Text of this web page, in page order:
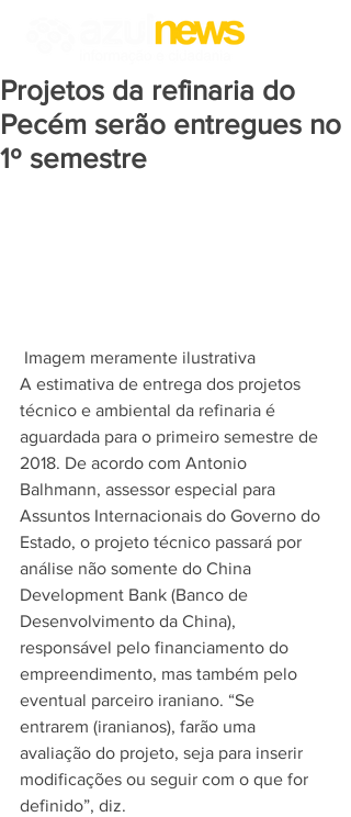
Projetos da refinaria do
Pecém serão entregues no
1º semestre
Imagem meramente ilustrativa
A estimativa de entrega dos projetos
técnico e ambiental da refinaria é
aguardada para o primeiro semestre de
2018. De acordo com Antonio
Balhmann, assessor especial para
Assuntos Internacionais do Governo do
Estado, o projeto técnico passará por
análise não somente do China
Development Bank (Banco de
Desenvolvimento da China),
responsável pelo financiamento do
empreendimento, mas também pelo
eventual parceiro iraniano. “Se
entrarem (iranianos), farão uma
avaliação do projeto, seja para inserir
modificações ou seguir com o que for
definido”, diz.